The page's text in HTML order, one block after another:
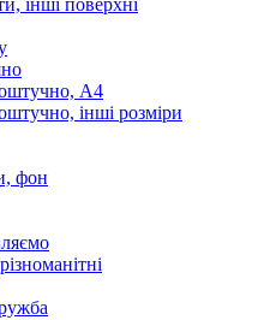
А4
інші розміри
фон